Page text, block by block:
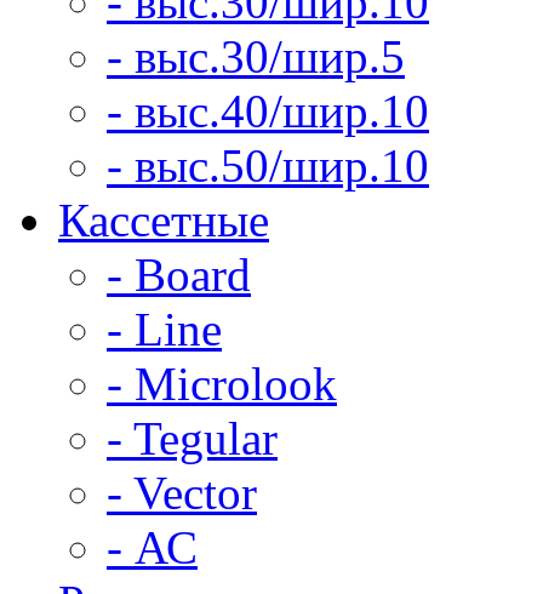
- выс.30/шир.5
- выс.40/шир.10
- выс.50/шир.10
Кассетные
- Board
- Line
- Microlook
- Tegular
- Vector
- АС